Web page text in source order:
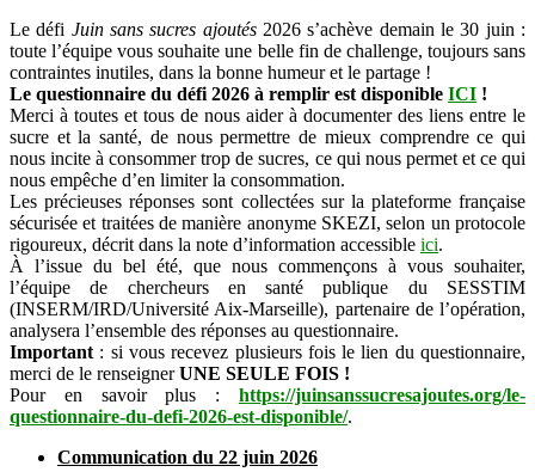
Le défi Juin sans sucres ajoutés2026 s’achève demain le 30 juin :
toute l’équipe vous souhaite une belle fin de challenge, toujours sans
contraintes inutiles, dans la bonne humeur et le partage !
Le questionnaire du défi 2026 à remplir est disponible ICI !
Merci à toutes et tous de nous aider à documenter des liens entre le
sucre et la santé, de nous permettre de mieux comprendre ce qui
nous incite à consommer trop de sucres, ce qui nous permet et ce qui
nous empêche d’en limiter la consommation.
Les précieuses réponses sont collectées sur la plateforme française
sécurisée et traitées de manière anonyme SKEZI, selon un protocole
rigoureux, décrit dans la note d’information accessible ici.
À l’issue du bel été, que nous commençons à vous souhaiter,
l’équipe de chercheurs en santé publique du SESSTIM
(INSERM/IRD/Université Aix-Marseille), partenaire de l’opération,
analysera l’ensemble des réponses au questionnaire.
Important : si vous recevez plusieurs fois le lien du questionnaire,
merci de le renseignerUNE SEULE FOIS !
Pour en savoir plus : https://juinsanssucresajoutes.org/le-
questionnaire-du-defi-2026-est-disponible/.
Communication du 22 juin 2026